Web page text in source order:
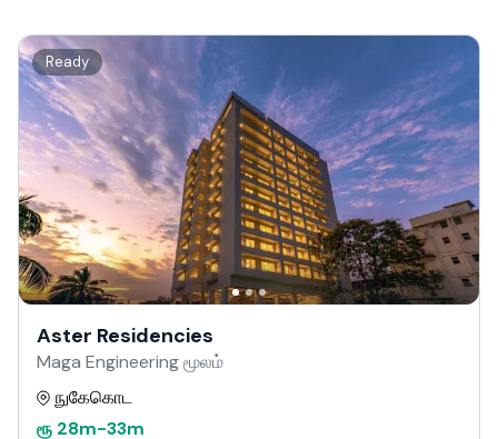
Ready
Aster Residencies
Maga Engineering மூலம்
நுகேகொட
ரூ 28m-33m